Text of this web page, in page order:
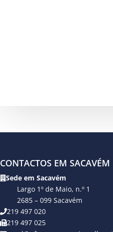
CONTACTOS EM SACAVÉM
Sede em Sacavém
Largo 1º de Maio, n.º 1
2685 – 099 Sacavém
219 497 020
219 497 025